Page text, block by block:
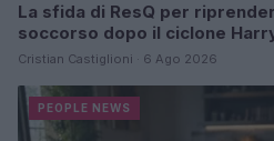
La sfida di ResQ per
soccorso dopo il ciclone
Cristian Castiglioni · 6 Ago 2026
PEOPLE NEWS